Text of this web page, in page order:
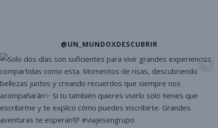
@UN_MUNDOXDESCUBRIR